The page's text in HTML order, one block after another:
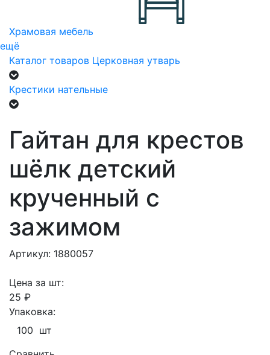
Храмовая мебель
ещё
Каталог товаров Церковная утварь
Крестики нательные
Гайтан для крестов
шёлк детский
крученный с
зажимом
Артикул: 1880057
Цена за шт:
25 ₽
Упаковка:
100 шт